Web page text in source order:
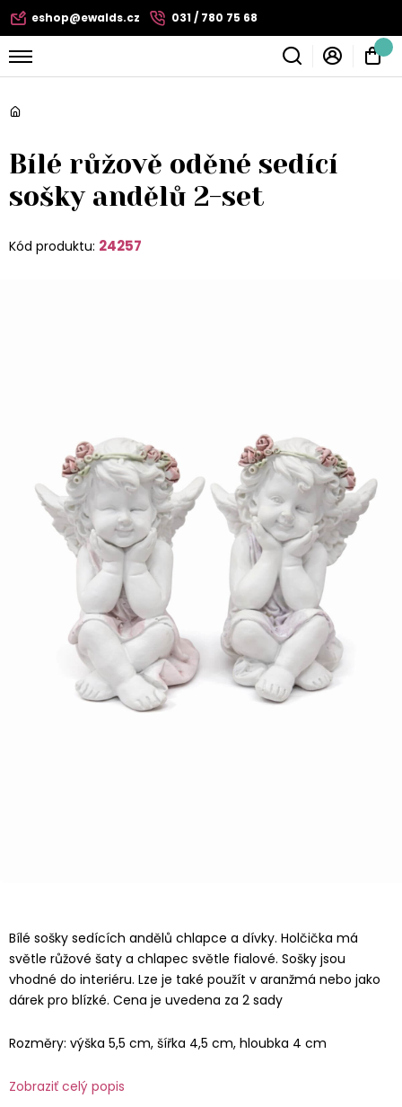
eshop@ewalds.cz 031 / 780 75 68
Bílé růžově oděné sedící
sošky andělů 2-set
Kód produktu: 24257
Bílé sošky sedících andělů chlapce a dívky. Holčička má
světle růžové šaty a chlapec světle fialové. Sošky jsou
vhodné do interiéru. Lze je také použít v aranžmá nebo jako
dárek pro blízké. Cena je uvedena za 2 sady
Rozměry: výška 5,5 cm, šířka 4,5 cm, hloubka 4 cm
Zobraziť celý popis